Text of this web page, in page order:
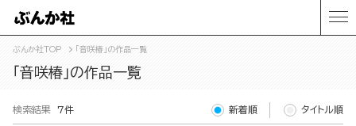
ぶんか社TOP 「音咲椿」の作品一覧
「音咲椿」の作品一覧
検索結果 7件 新着順 タイトル順